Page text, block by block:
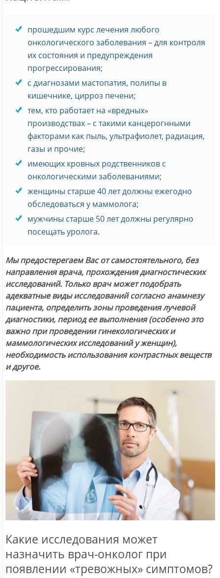
прошедшим курс лечения любого
онкологического заболевания – для контроля
их состояния и предупреждения
прогрессирования;
с диагнозами мастопатия, полипы в
кишечнике, цирроз печени;
тем, кто работает на «вредных»
производствах – с такими канцерогнными
факторами как пыль, ультрафиолет, радиация,
газы и прочие;
имеющих кровных родственников с
онкологическими заболеваниями;
женщины старше 40 лет должны ежегодно
обследоваться у маммолога;
мужчины старше 50 лет должны регулярно
посещать уролога.
Мы предостерегаем Вас от самостоятельного, без
направления врача, прохождения диагностических
исследований. Только врач может подобрать
адекватные виды исследований согласно анамнезу
пациента, определить зоны проведения лучевой
диагностики, период ее выполнения (особенно это
важно при проведении гинекологических и
маммологических исследований у женщин),
необходимость использования контрастных веществ
и другое.
Какие исследования может
назначить врач-онколог при
появлении «тревожных» симптомов?